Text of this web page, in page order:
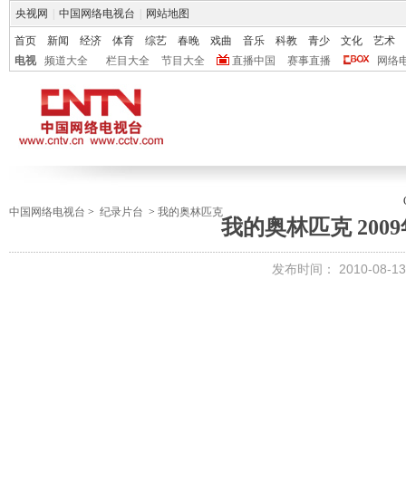
央视网 中国网络电视台 网站地图
首页 新闻 经济 体育 综艺 春晚 戏曲 音乐 科教 青少 文化
艺术
电视
频道大全 栏目大全 节目大全 直播中国 赛事直播 网络
中国网络电视台 > 纪录片台 > 我的奥林匹克
我的奥林匹克
发布时间： 2010-08-